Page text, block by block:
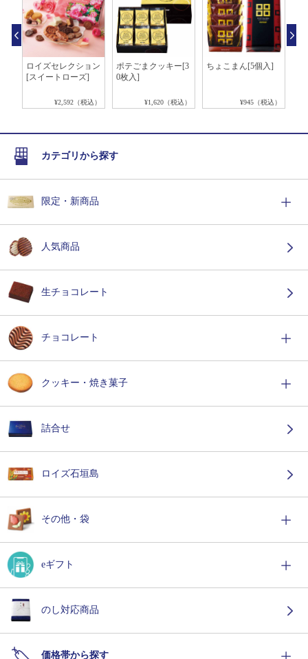
ロイズセレクション
[スイートローズ]
¥2,592（税込）
ポテごまクッキー[3
0枚入]
¥1,620（税込）
ちょこまん[5個入]
¥945（税込）
カテゴリから探す
限定・新商品
人気商品
生チョコレート
チョコレート
クッキー・焼き菓子
詰合せ
ロイズ石垣島
その他・袋
eギフト
のし対応商品
価格帯から探す